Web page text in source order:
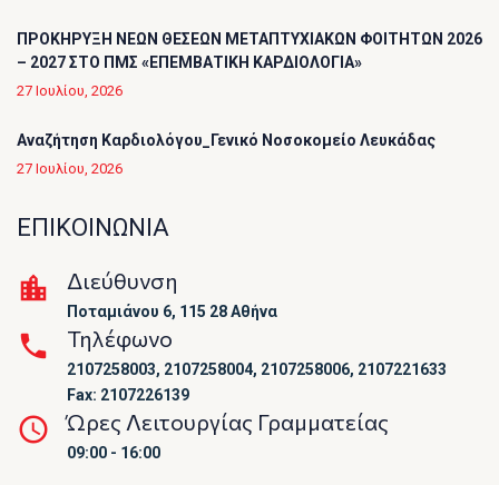
ΠΡΟΚΗΡΥΞΗ ΝΕΩΝ ΘΕΣΕΩΝ ΜΕΤΑΠΤΥΧΙΑΚΩΝ ΦΟΙΤΗΤΩΝ 2026
– 2027 ΣΤΟ ΠΜΣ «ΕΠΕΜΒΑΤΙΚΗ ΚΑΡΔΙΟΛΟΓΙΑ»
27 Ιουλίου, 2026
Αναζήτηση Καρδιολόγου_Γενικό Νοσοκομείο Λευκάδας
27 Ιουλίου, 2026
ΕΠΙΚΟΙΝΩΝΙΑ
Διεύθυνση
Ποταμιάνου 6, 115 28 Αθήνα
Τηλέφωνο
2107258003, 2107258004, 2107258006, 2107221633
Fax: 2107226139
Ώρες Λειτουργίας Γραμματείας
09:00 - 16:00